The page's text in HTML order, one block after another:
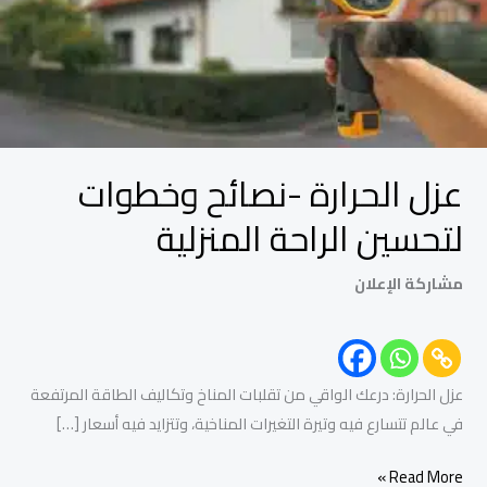
عزل الحرارة -نصائح وخطوات
لتحسين الراحة المنزلية
مشاركة الإعلان
عزل الحرارة: درعك الواقي من تقلبات المناخ وتكاليف الطاقة المرتفعة
في عالم تتسارع فيه وتيرة التغيرات المناخية، وتتزايد فيه أسعار […]
المنزلية
Read More »